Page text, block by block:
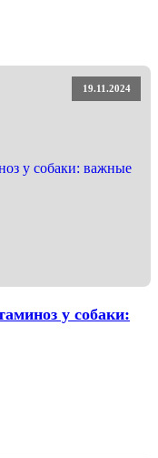
19.11.2024
у собаки: